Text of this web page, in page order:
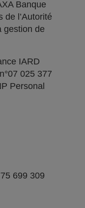
Banque
de l’Autorité
gestion de
IARD
025 377
Personal
699 309